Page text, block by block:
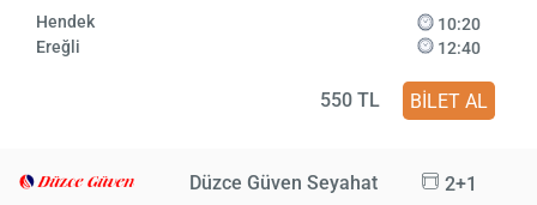
Hendek
Ereğli
10:20
12:40
550 TL BİLET AL
Düzce Güven Seyahat 2+1